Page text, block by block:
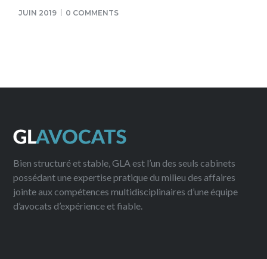
JUIN 2019
0 COMMENTS
Bien structuré et stable, GLA est l’un des seuls cabinets
possédant une expertise pratique du milieu des affaires
jointe aux compétences multidisciplinaires d’une équipe
d’avocats d’expérience et fiable.